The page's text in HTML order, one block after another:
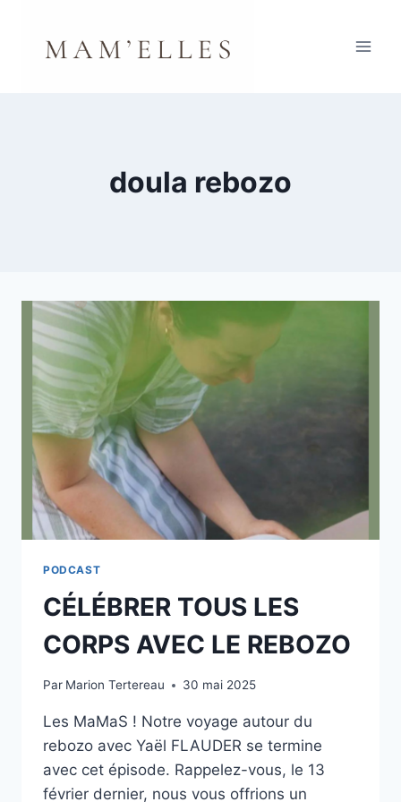
contenu
doula rebozo
PODCAST
CÉLÉBRER TOUS LES
CORPS AVEC LE REBOZO
Par Marion Tertereau 30 mai 2025
Les MaMaS ! Notre voyage autour du
rebozo avec Yaël FLAUDER se termine
avec cet épisode. Rappelez-vous, le 13
février dernier, nous vous offrions un